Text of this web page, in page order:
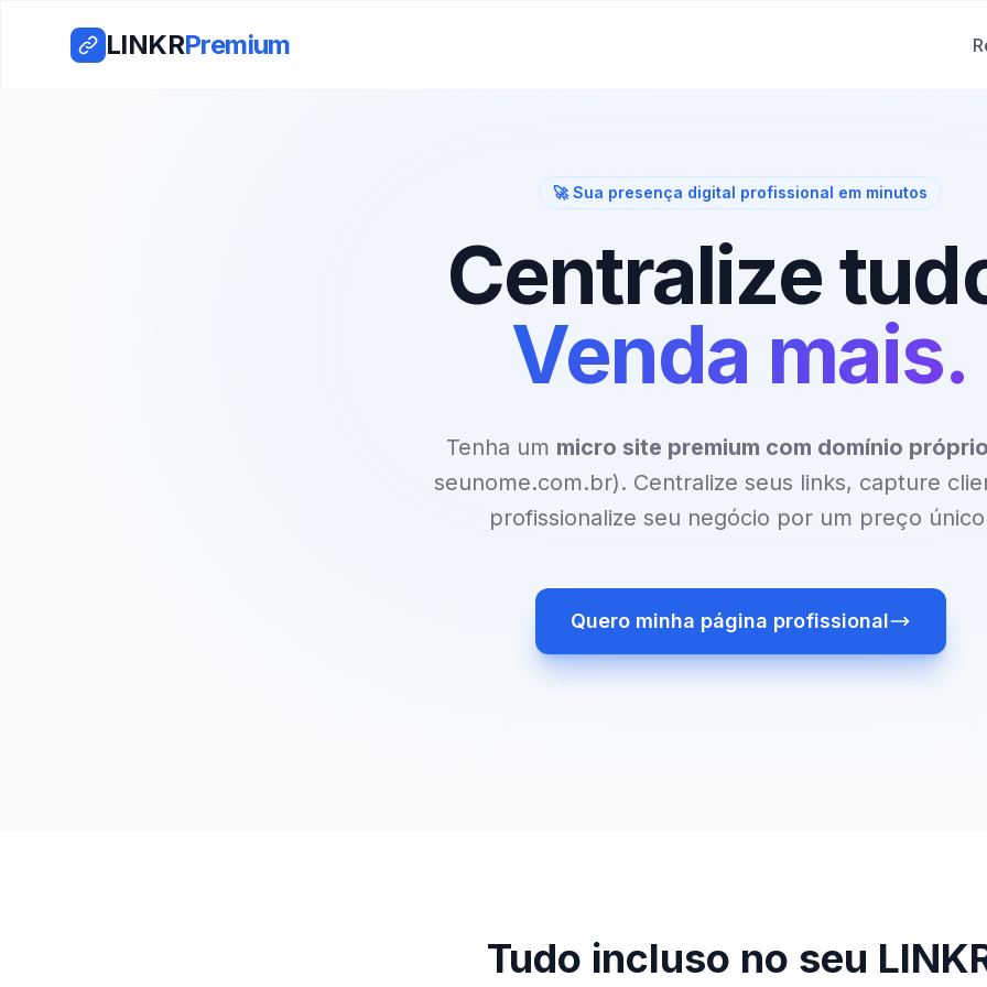
LINKRPremium
🚀 Sua presença digital profissional em minutos
Centralize
Venda mais.
Tenha um micro site premium com domínio
seunome.com.br). Centralize seus links, capture
profissionalize seu negócio por um preço
Quero minha página profissional
Tudo incluso no seu